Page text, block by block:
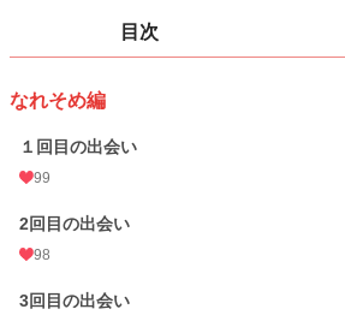
2024.08.04 09:52
年間ポイント
累計ポイント
目次
なれそめ編
１回目の出会い
99
2回目の出会い
98
3回目の出会い